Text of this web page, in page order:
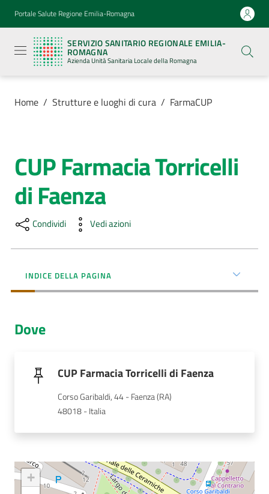
Vai al contenuto
Vai alla navigazione
Vai al footer
Portale Salute Regione Emilia-Romagna
SERVIZIO SANITARIO REGIONALE EMILIA-
ROMAGNA
Azienda Unità Sanitaria Locale della Romagna
Sanitario
Regionale
Emilia-
Romagna
Azienda
Sanitaria
Locale della
Azienda
Servizi
Luoghi
di
Menu selezionato
AUSL
Dedicato
a...
Home / Strutture e luoghi di cura / FarmaCUP
Salta al contenuto
CUP Farmacia Torricelli
di Faenza
Condividi Vedi azioni
INDICE DELLA PAGINA
Dove
CUP Farmacia Torricelli di Faenza
Corso Garibaldi, 44 - Faenza (RA)
48018 - Italia
+